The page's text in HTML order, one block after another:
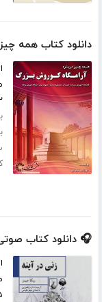
دانلود کتاب همه
🎧 دانلود کتاب
۱۵